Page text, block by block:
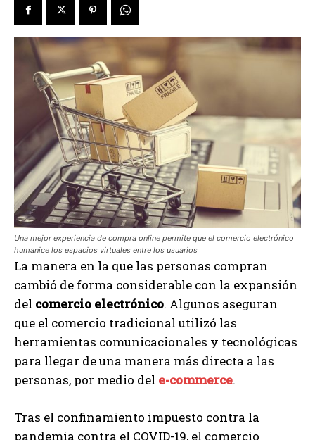
Una mejor experiencia de compra online permite que el comercio electrónico
humanice los espacios virtuales entre los usuarios
La manera en la que las personas compran
cambió de forma considerable con la expansión
del comercio electrónico. Algunos aseguran
que el comercio tradicional utilizó las
herramientas comunicacionales y tecnológicas
para llegar de una manera más directa a las
personas, por medio del e-commerce.
Tras el confinamiento impuesto contra la
pandemia contra el COVID-19, el comercio